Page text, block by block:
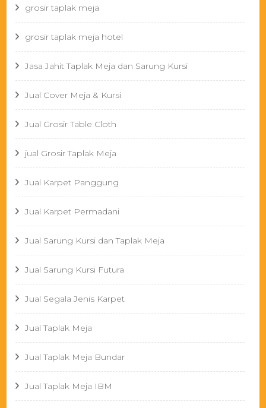
grosir taplak meja
grosir taplak meja hotel
Jasa Jahit Taplak Meja dan Sarung Kursi
Jual Cover Meja & Kursi
Jual Grosir Table Cloth
jual Grosir Taplak Meja
Jual Karpet Panggung
Jual Karpet Permadani
Jual Sarung Kursi dan Taplak Meja
Jual Sarung Kursi Futura
Jual Segala Jenis Karpet
Jual Taplak Meja
Jual Taplak Meja Bundar
Jual Taplak Meja IBM